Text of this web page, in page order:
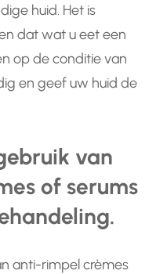
huid. Het is
dat wat u eet een
op de conditie van
en geef uw huid de
van
of serums
anti-rimpel crèmes